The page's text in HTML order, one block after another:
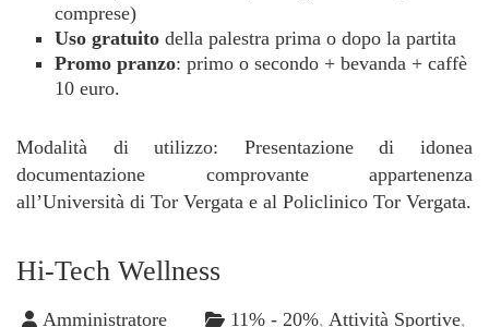
comprese)
Uso gratuito della palestra prima o dopo la partita
Promo pranzo: primo o secondo + bevanda + caffè
10 euro.
Modalità di utilizzo: Presentazione di idonea
documentazione comprovante appartenenza
all’Università di Tor Vergata e al Policlinico Tor Vergata.
Hi-Tech Wellness
Amministratore 11% - 20%, Attività Sportive,